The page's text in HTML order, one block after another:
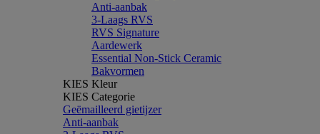
Anti-aanbak
3-Laags RVS
RVS Signature
Aardewerk
Essential Non-Stick Ceramic
Bakvormen
KIES Kleur
KIES Categorie
Geëmailleerd gietijzer
Anti-aanbak